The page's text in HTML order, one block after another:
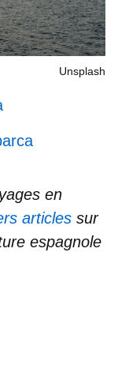
Unsplash
en
articles sur
espagnole